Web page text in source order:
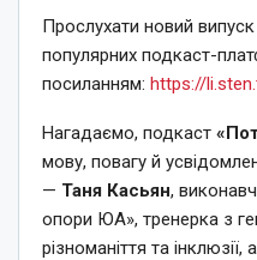
Прослухати новий
популярних подкаст-
посиланням: https://
Нагадаємо, подкаст
мову, повагу й
— Таня Касьян,
опори ЮА», тренерка з
різноманіття та